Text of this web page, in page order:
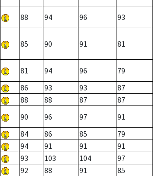
88 94 96 93
85 90 91 81
81 94 96 79
86 93 93 87
88 88 87 87
90 96 97 91
84 86 85 79
94 91 91 91
93 103 104 97
92 88 91 85